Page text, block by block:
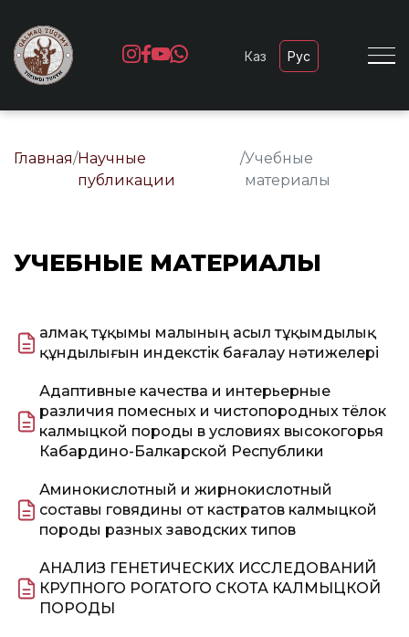
Каз Рус
Главная/Научные
публикации
/Учебные
материалы
УЧЕБНЫЕ МАТЕРИАЛЫ
Қалмақ тұқымы малының асыл тұқымдылық
құндылығын индекстік бағалау нәтижелері
Адаптивные качества и интерьерные
различия помесных и чистопородных тёлок
калмыцкой породы в условиях высокогорья
Кабардино-Балкарской Республики
Аминокислотный и жирнокислотный
составы говядины от кастратов калмыцкой
породы разных заводских типов
АНАЛИЗ ГЕНЕТИЧЕСКИХ ИССЛЕДОВАНИЙ
КРУПНОГО РОГАТОГО СКОТА КАЛМЫЦКОЙ
ПОРОДЫ